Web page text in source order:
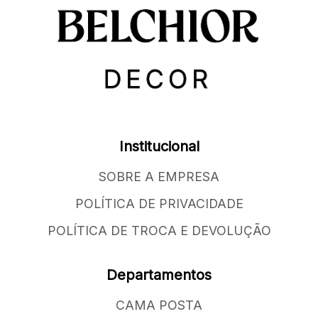
Institucional
SOBRE A EMPRESA
POLÍTICA DE PRIVACIDADE
POLÍTICA DE TROCA E DEVOLUÇÃO
Departamentos
CAMA POSTA